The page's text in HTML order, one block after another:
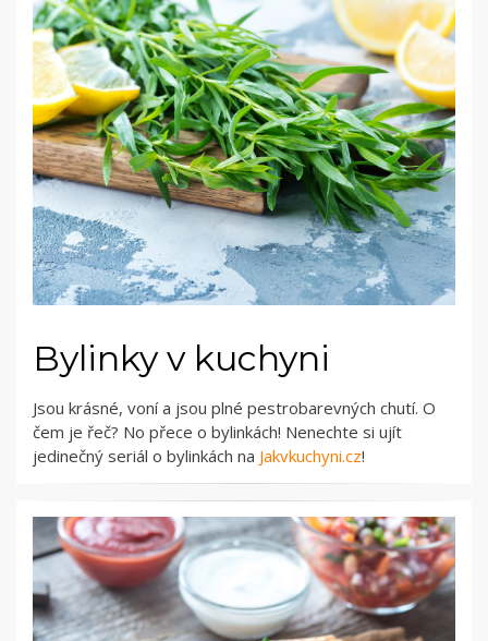
Bylinky v kuchyni
Jsou krásné, voní a jsou plné pestrobarevných chutí. O
čem je řeč? No přece o bylinkách! Nenechte si ujít
jedinečný seriál o bylinkách na Jakvkuchyni.cz!